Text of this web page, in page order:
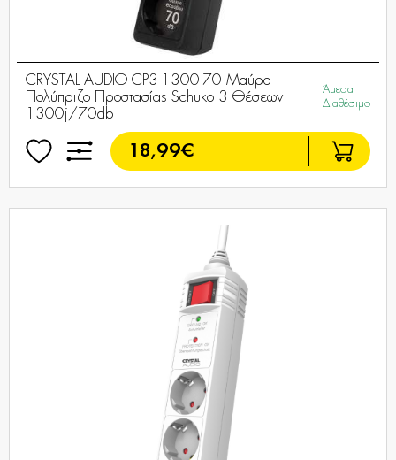
CRYSTAL AUDIO CP3-1300-70 Μαύρο
Πολύπριζο Προστασίας Schuko 3 Θέσεων
1300j/70db
Άμεσα
Διαθέσιμο
18,99€